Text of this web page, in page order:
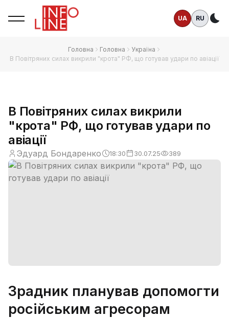
UA RU
Головна Головна
Україна
В Повітряних силах викрили "крота" РФ, що готував удари по авіації
В Повітряних силах викрили
"крота" РФ, що готував удари по
авіації
Эдуард Бондаренко 18:30 30.07.25 389
Зрадник планував допомогти
російським агресорам